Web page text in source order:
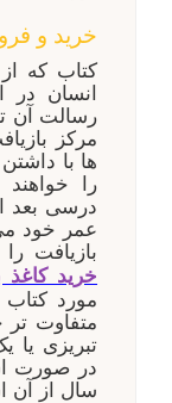
خرید و
کتاب که
انسان
رسالت آن
مرکز
ها با
را
درسی بعد
عمر خود
بازیافت
خرید کاغذ
مورد
متفاوت
تبریزی یا
در صورت
سال از آن